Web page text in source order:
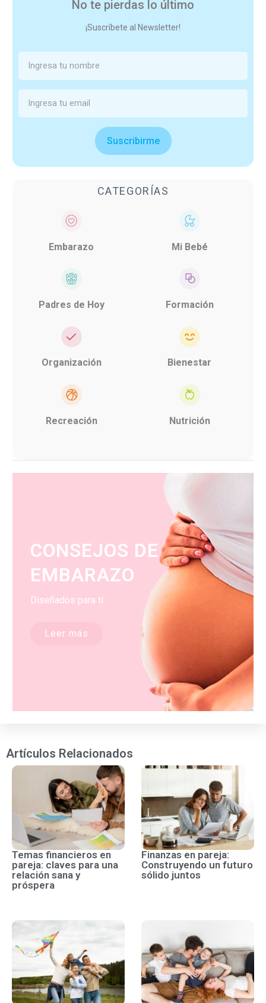
No te pierdas lo último
¡Suscríbete al Newsletter!
Suscribirme
CATEGORÍAS
Embarazo Mi Bebé
Padres de Hoy Formación
Organización Bienestar
Recreación Nutrición
CONSEJOS DE
EMBARAZO
Diseñados para ti
Leer más
Artículos Relacionados
Temas financieros en
pareja: claves para una
relación sana y
próspera
Finanzas en pareja:
Construyendo un futuro
sólido juntos